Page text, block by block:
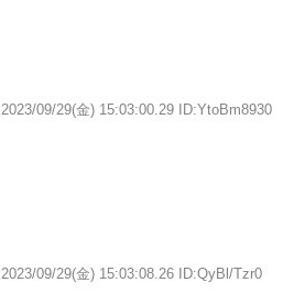
2023/09/29(金) 15:03:00.29 ID:YtoBm8930
2023/09/29(金) 15:03:08.26 ID:QyBl/Tzr0